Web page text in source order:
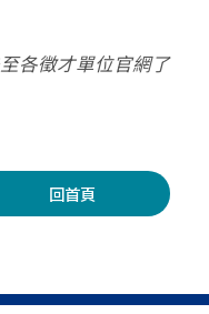
各徵才單位官網了
回首頁